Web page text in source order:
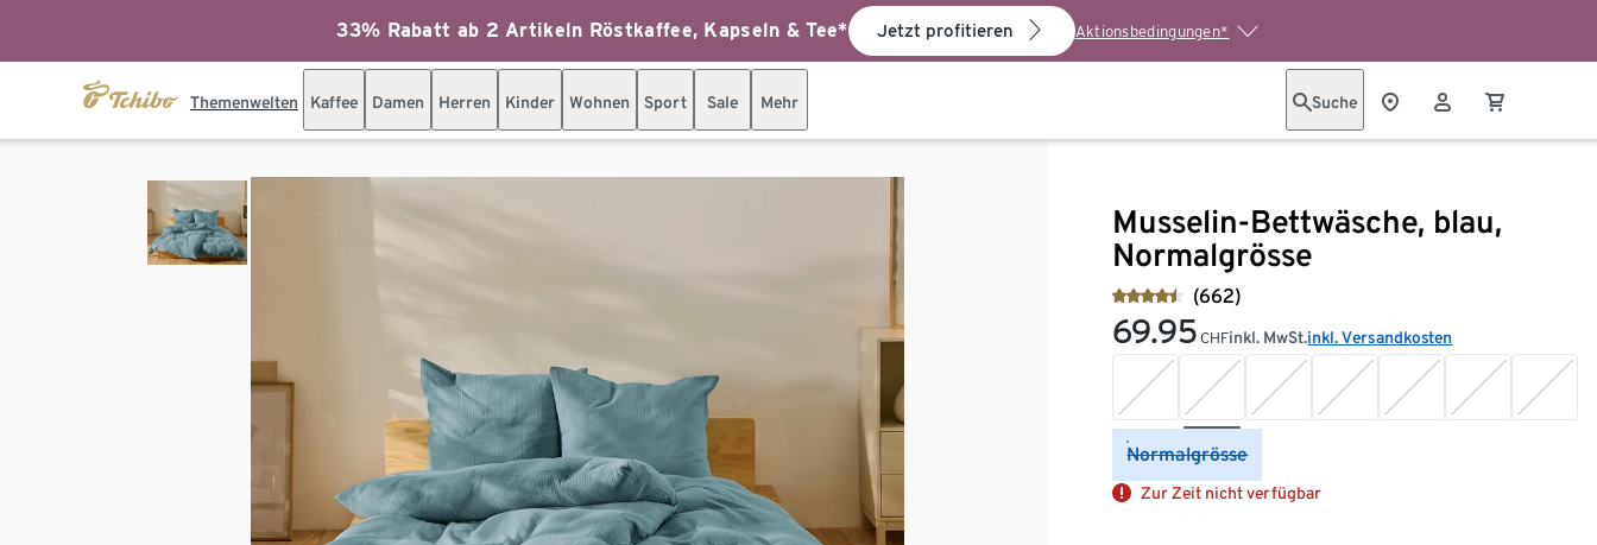
33% Rabatt ab 2 Artikeln Röstkaffee, Kapseln & Tee* Jetzt profitieren Aktionsbedingungen*
Themenwelten Kaffee Damen Herren Kinder Wohnen Sport Sale Mehr Suche
Musselin-Bettwäsche, blau,
Normalgrösse
(662)
69.95 CHFinkl. MwSt.inkl. Versandkosten
Normalgrösse
Zur Zeit nicht verfügbar